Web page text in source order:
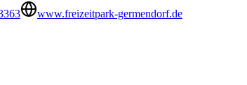
www.freizeitpark-germendorf.de